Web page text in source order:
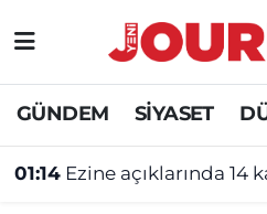
GÜNDEM SİYASET
01:14 Ezine açıklarında 14
GÜNDEM
SİYASET
Nöbetçi Eczaneler
Hava Durumu